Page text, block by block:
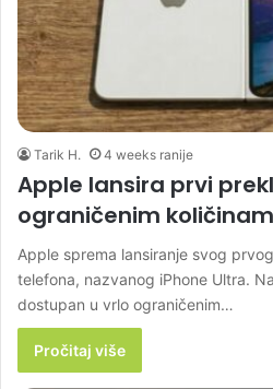
Tarik H. 4 weeks ranije
Apple lansira prvi
ograničenim
Apple sprema lansiranje svog
telefona, nazvanog iPhone Ultra.
dostupan u vrlo ograničenim…
Pročitaj više